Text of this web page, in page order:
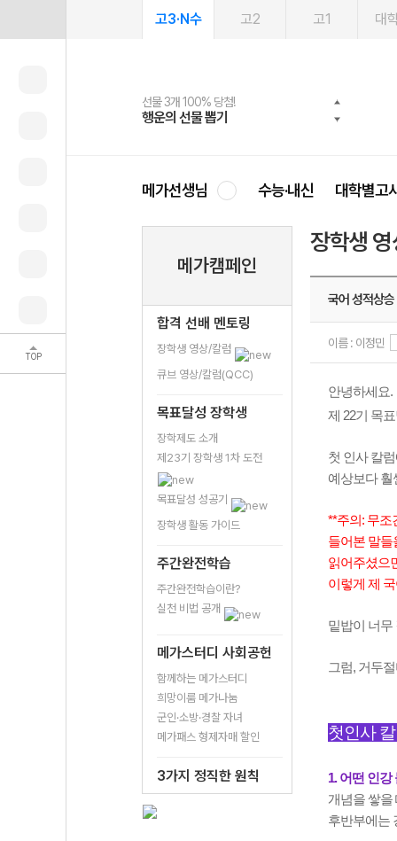
TOP
고3·N수 고2 고1 대
선물 3개 100% 당첨!
행운의 선물 뽑기
선물 100% 증정!
메가스터디 X 올리브
여름방학 스터디 캐시백
메가런 썸머스쿨
2027 러셀 단과
강사 공개선발
스마트러닝앱
설문 EVENT
메가패스
3일 무료 체험권
메가패스 수강생 무료혜택!
메가클럽 멤버십
사회공헌 캠페인
희망이룸 메가나눔
메가선생님 수능·내신 대학별고
메가캠페인
합격 선배 멘토링
장학생 영상/칼럼
큐브 영상/칼럼(QCC)
목표달성 장학생
장학제도 소개
제23기 장학생 1차 도전
목표달성 성공기
장학생 활동 가이드
주간완전학습
주간완전학습이란?
실천 비법 공개
메가스터디 사회공헌
함께하는 메가스터디
희망이룸 메가나눔
군인·소방·경찰 자녀
메가패스 형제자매 할인
3가지 정직한 원칙
장학생
국어 성적상
이름 : 이정민
안녕하세요.
제 22기 목
첫 인사 칼
예상보다 훨
**주의: 무조
들어본 말들
읽어주셨으
이렇게 제
밑밥이 너
그럼, 거두
첫인사
1. 어떤 인강
개념을 쌓을
후반부에는